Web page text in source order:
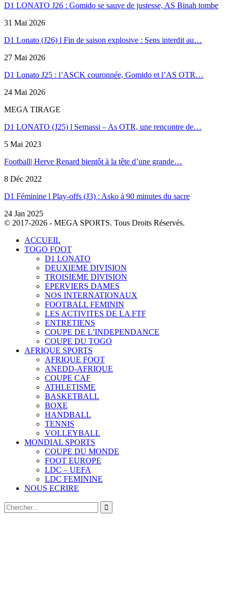
D1 LONATO J26 : Gomido se sauve de justesse, AS Binah tombe
31 Mai 2026
D1 Lonato (J26) l Fin de saison explosive : Sens interdit au…
27 Mai 2026
D1 Lonato J25 : l’ASCK couronnée, Gomido et l’AS OTR…
24 Mai 2026
MEGA TIRAGE
D1 LONATO (J25) l Semassi – As OTR, une rencontre de…
5 Mai 2023
Football| Herve Renard bientôt à la tête d’une grande…
8 Déc 2022
D1 Féminine l Play-offs (J3) : Asko à 90 minutes du sacre
24 Jan 2025
© 2017-2026 - MEGA SPORTS. Tous Droits Réservés.
ACCUEIL
TOGO FOOT
D1 LONATO
DEUXIEME DIVISION
TROISIEME DIVISION
EPERVIERS DAMES
NOS INTERNATIONAUX
FOOTBALL FEMININ
LES ACTIVITES DE LA FTF
ENTRETIENS
COUPE DE L’INDEPENDANCE
COUPE DU TOGO
AFRIQUE SPORTS
AFRIQUE FOOT
ANEDD-AFRIQUE
COUPE CAF
ATHLETISME
BASKETBALL
BOXE
HANDBALL
TENNIS
VOLLEYBALL
MONDIAL SPORTS
COUPE DU MONDE
FOOT EUROPE
LDC – UEFA
LDC FEMININE
NOUS ECRIRE